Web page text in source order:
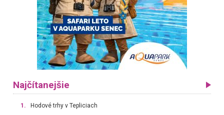
Najčítanejšie
1. Hodové trhy v Tepliciach